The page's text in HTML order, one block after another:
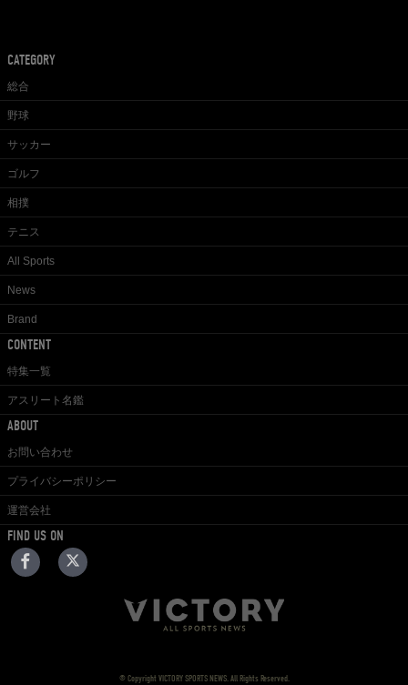
CATEGORY
総合
野球
サッカー
ゴルフ
相撲
テニス
All Sports
News
Brand
CONTENT
特集一覧
アスリート名鑑
ABOUT
お問い合わせ
プライバシーポリシー
運営会社
FIND US ON
© Copyright VICTORY SPORTS NEWS. All Rights Reserved.